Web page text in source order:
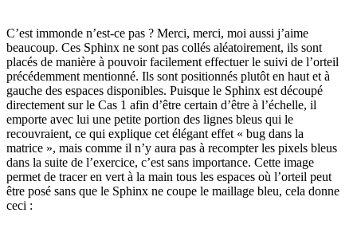
C’est immonde n’est-ce pas ? Merci, merci, moi aussi j’aime
beaucoup. Ces Sphinx ne sont pas collés aléatoirement, ils sont
placés de manière à pouvoir facilement effectuer le suivi de l’orteil
précédemment mentionné. Ils sont positionnés plutôt en haut et à
gauche des espaces disponibles. Puisque le Sphinx est découpé
directement sur le Cas 1 afin d’être certain d’être à l’échelle, il
emporte avec lui une petite portion des lignes bleus qui le
recouvraient, ce qui explique cet élégant effet « bug dans la
matrice », mais comme il n’y aura pas à recompter les pixels bleus
dans la suite de l’exercice, c’est sans importance. Cette image
permet de tracer en vert à la main tous les espaces où l’orteil peut
être posé sans que le Sphinx ne coupe le maillage bleu, cela donne
ceci :